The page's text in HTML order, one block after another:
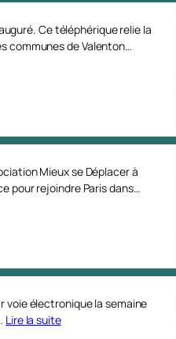
Ce téléphérique relie la
communes de Valenton…
Mieux se Déplacer à
pour rejoindre Paris dans…
voie électronique la semaine
Lire la suite